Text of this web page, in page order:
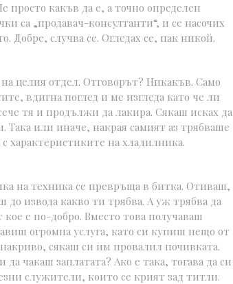
просто какъв да е, а точно определен
са „продавач-консултанти“, и се насочих
Добре, случва се. Огледах се, пак никой.
целия отдел. Отговорът? Никакъв. Само
вдигна поглед и ме изгледа като че ли
тя и продължи да лакира. Сякаш исках да
Така или иначе, накрая самият аз трябваше
характеристиките на хладилника.
на техника се превръща в битка. Отиваш,
извода какво ти трябва. А уж трябва да
е по-добро. Вместо това получаваш
огромна услуга, като си купиш нещо от
сякаш си им провалил почивката.
чакаш заплатата? Ако е така, тогава да си
служители, които се крият зад титли.